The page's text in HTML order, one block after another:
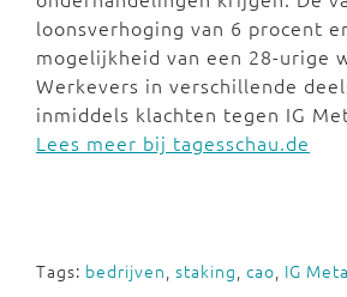
loonsverhoging van 6 procent
mogelijkheid van een 28-urige
Werkevers in verschillende
inmiddels klachten tegen IG
Lees meer bij tagesschau.de
Tags: bedrijven, staking, cao, IG